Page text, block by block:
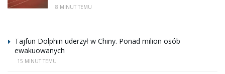
8 MINUT TEMU
Tajfun Dolphin uderzył w Chiny. Ponad milion osób
ewakuowanych
15 MINUT TEMU